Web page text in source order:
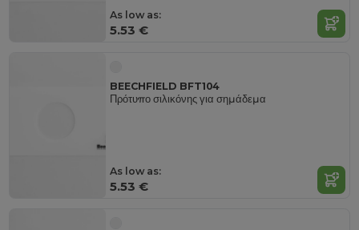
As low as:
5.53 €
BEECHFIELD BFT104
Πρότυπο σιλικόνης για σημάδεμα
As low as:
5.53 €